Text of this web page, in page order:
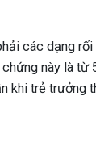
các dạng
này là
khi trẻ trưởng